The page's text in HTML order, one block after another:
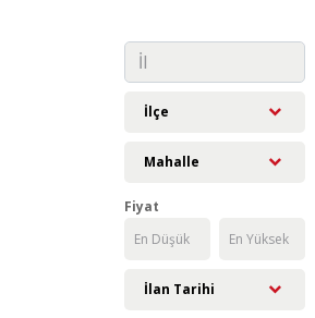
İlçe
Mahalle
Fiyat
İlan Tarihi